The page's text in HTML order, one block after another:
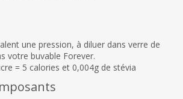
une pression, à diluer dans verre de
votre buvable Forever.
= 5 calories et 0,004g de stévia